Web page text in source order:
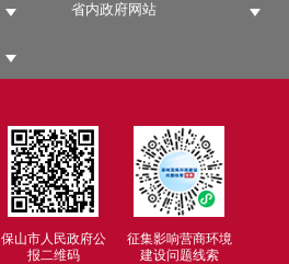
省内政府网站
保山市人民政府公
报二维码
征集影响营商环境
建设问题线索